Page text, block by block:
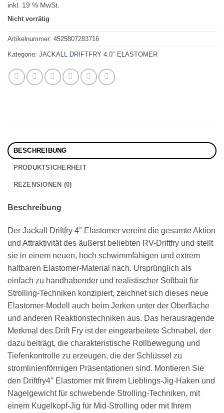
inkl. 19 % MwSt.
Nicht vorrätig
Artikelnummer: 4525807283716
Kategorie: JACKALL DRIFTFRY 4.0″ ELASTOMER
BESCHREIBUNG
PRODUKTSICHERHEIT
REZENSIONEN (0)
Beschreibung
Der Jackall Driftfry 4″ Elastomer vereint die gesamte Aktion
und Attraktivität des äußerst beliebten RV-Driftfry und stellt
sie in einem neuen, hoch schwimmfähigen und extrem
haltbaren Elastomer-Material nach. Ursprünglich als
einfach zu handhabender und realistischer Softbait für
Strolling-Techniken konzipiert, zeichnet sich dieses neue
Elastomer-Modell auch beim Jerken unter der Oberfläche
und anderen Reaktionstechniken aus. Das herausragende
Merkmal des Drift Fry ist der eingearbeitete Schnabel, der
dazu beiträgt, die charakteristische Rollbewegung und
Tiefenkontrolle zu erzeugen, die der Schlüssel zu
stromlinienförmigen Präsentationen sind. Montieren Sie
den Driftfry4″ Elastomer mit Ihrem Lieblings-Jig-Haken und
Nagelgewicht für schwebende Strolling-Techniken, mit
einem Kugelkopf-Jig für Mid-Strolling oder mit Ihrem